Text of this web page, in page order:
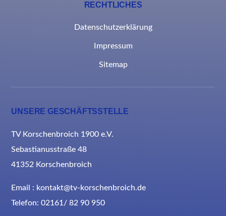
RECHTLICHES
Datenschutzerklärung
Impressum
Sitemap
UNSERE GESCHÄFTSSTELLE
TV Korschenbroich 1900 e.V.
Sebastianusstraße 48
41352 Korschenbroich
Email : kontakt@tv-korschenbroich.de
Telefon: 02161/ 82 90 950